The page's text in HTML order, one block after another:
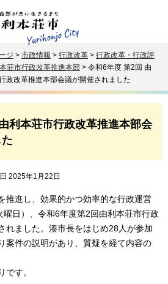
ジ > 市政情報 > 行政改革 > 行政改革・行政評
荘市行政改革推進本部 > 令和6年度 第2回 由
政改革推進本部会議が開催されました
利本荘市行政改革推進本部会
2025年1月22日
推進し、効果的かつ効率的な行政運営
日）、令和6年度第2回由利本荘市行政
れました。湊市長をはじめ28人が参加
案件の説明があり、質疑を経て内容の
す。